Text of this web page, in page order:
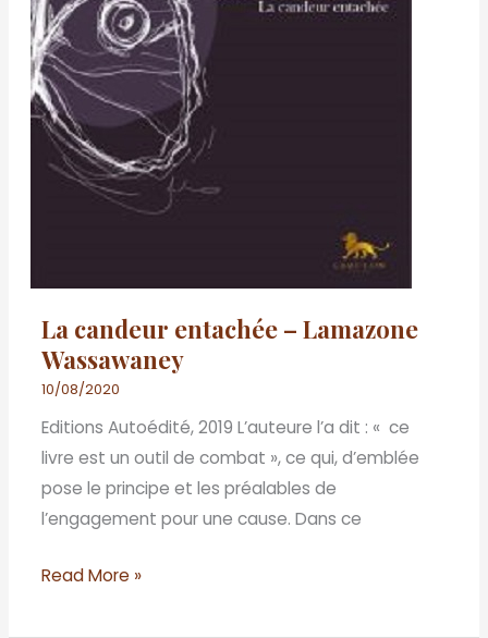
La candeur entachée – Lamazone
Wassawaney
10/08/2020
Editions Autoédité, 2019 L’auteure l’a dit : « ce
livre est un outil de combat », ce qui, d’emblée
pose le principe et les préalables de
l’engagement pour une cause. Dans ce
Read More »